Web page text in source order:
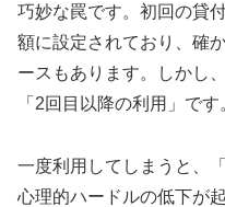
巧妙な罠です。初回の貸
額に設定されており、確
ースもあります。しかし
「2回目以降の利用」です
一度利用してしまうと、
心理的ハードルの低下が